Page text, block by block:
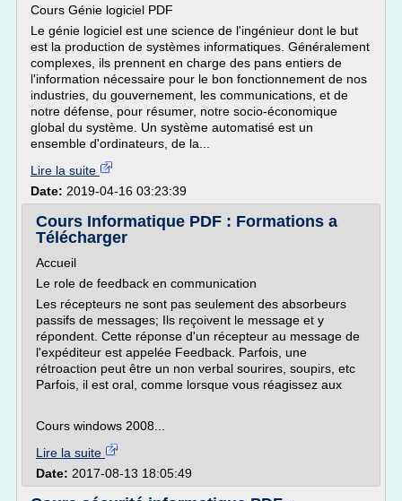
Cours Génie logiciel PDF
Le génie logiciel est une science de l'ingénieur dont le but
est la production de systèmes informatiques. Généralement
complexes, ils prennent en charge des pans entiers de
l'information nécessaire pour le bon fonctionnement de nos
industries, du gouvernement, les communications, et de
notre défense, pour résumer, notre socio-économique
global du système. Un système automatisé est un
ensemble d'ordinateurs, de la...
Lire la suite
Date: 2019-04-16 03:23:39
Cours Informatique PDF : Formations a
Télécharger
Accueil
Le role de feedback en communication
Les récepteurs ne sont pas seulement des absorbeurs
passifs de messages; Ils reçoivent le message et y
répondent. Cette réponse d'un récepteur au message de
l'expéditeur est appelée Feedback. Parfois, une
rétroaction peut être un non verbal sourires, soupirs, etc
Parfois, il est oral, comme lorsque vous réagissez aux
Cours windows 2008...
Lire la suite
Date: 2017-08-13 18:05:49